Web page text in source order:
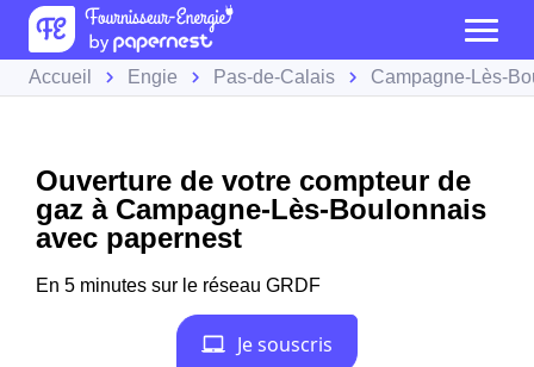
Accueil Engie Pas-de-Calais Campagne-Lès-